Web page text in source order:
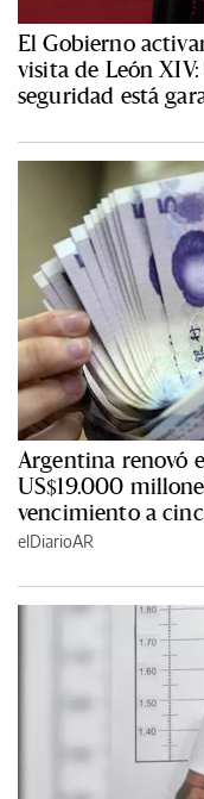
El Gobierno
visita de León
seguridad está
Argentina renovó
US$19.000
vencimiento a
elDiarioAR